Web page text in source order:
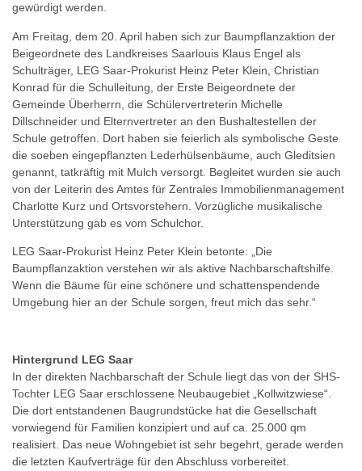
gewürdigt werden.
Am Freitag, dem 20. April haben sich zur Baumpflanzaktion der
Beigeordnete des Landkreises Saarlouis Klaus Engel als
Schulträger, LEG Saar-Prokurist Heinz Peter Klein, Christian
Konrad für die Schulleitung, der Erste Beigeordnete der
Gemeinde Überherrn, die Schülervertreterin Michelle
Dillschneider und Elternvertreter an den Bushaltestellen der
Schule getroffen. Dort haben sie feierlich als symbolische Geste
die soeben eingepflanzten Lederhülsenbäume, auch Gleditsien
genannt, tatkräftig mit Mulch versorgt. Begleitet wurden sie auch
von der Leiterin des Amtes für Zentrales Immobilienmanagement
Charlotte Kurz und Ortsvorstehern. Vorzügliche musikalische
Unterstützung gab es vom Schulchor.
LEG Saar-Prokurist Heinz Peter Klein betonte: „Die
Baumpflanzaktion verstehen wir als aktive Nachbarschaftshilfe.
Wenn die Bäume für eine schönere und schattenspendende
Umgebung hier an der Schule sorgen, freut mich das sehr.“
Hintergrund LEG Saar
In der direkten Nachbarschaft der Schule liegt das von der SHS-
Tochter LEG Saar erschlossene Neubaugebiet „Kollwitzwiese“.
Die dort entstandenen Baugrundstücke hat die Gesellschaft
vorwiegend für Familien konzipiert und auf ca. 25.000 qm
realisiert. Das neue Wohngebiet ist sehr begehrt, gerade werden
die letzten Kaufverträge für den Abschluss vorbereitet.